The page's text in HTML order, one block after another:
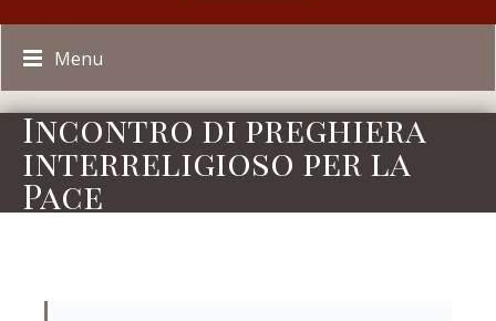
Menu
Incontro di preghiera
interreligioso per la
Pace